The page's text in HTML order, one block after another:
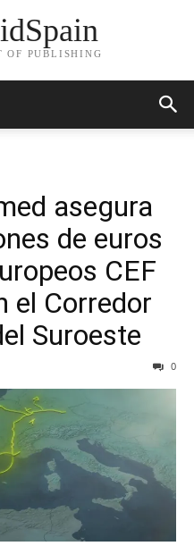
OF PUBLISHING
asegura
de euros
CEF
el Corredor
Suroeste
0